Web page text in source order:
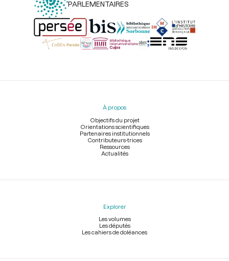
PARLEMENTAIRES
Menu
À propos
Objectifs du projet
Orientations scientifiques
Partenaires institutionnels
Contributeurs-trices
Ressources
Actualités
Explorer
Les volumes
Les députés
Les cahiers de doléances